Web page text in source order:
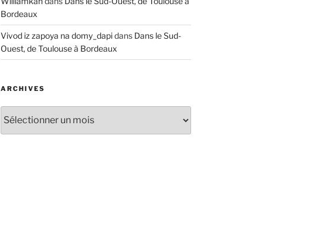
Bordeaux
Vivod iz zapoya na domy_dapidans Dans le Sud-
Ouest, de Toulouse à Bordeaux
ARCHIVES